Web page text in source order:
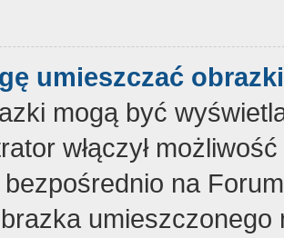
umieszczać
mogą być
włączył
na